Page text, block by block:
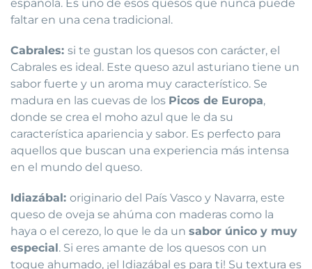
española. Es uno de esos quesos que nunca puede
faltar en una cena tradicional.
Cabrales: si te gustan los quesos con carácter, el
Cabrales es ideal. Este queso azul asturiano tiene un
sabor fuerte y un aroma muy característico. Se
madura en las cuevas de los Picos de Europa,
donde se crea el moho azul que le da su
característica apariencia y sabor. Es perfecto para
aquellos que buscan una experiencia más intensa
en el mundo del queso.
Idiazábal: originario del País Vasco y Navarra, este
queso de oveja se ahúma con maderas como la
haya o el cerezo, lo que le da un sabor único y muy
especial. Si eres amante de los quesos con un
toque ahumado, ¡el Idiazábal es para ti! Su textura es